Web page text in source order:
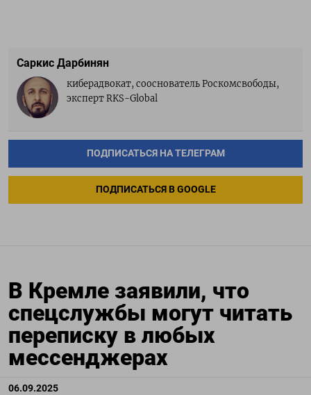
Саркис Дарбинян
киберадвокат, сооснователь Роскомсвободы,
эксперт RKS-Global
ПОДПИСАТЬСЯ НА ТЕЛЕГРАМ
ПОДПИСАТЬСЯ В GOOGLE
В Кремле заявили, что
спецслужбы могут читать
переписку в любых
мессенджерах
06.09.2025